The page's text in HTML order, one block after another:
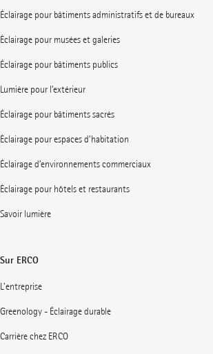
Éclairage pour bâtiments administratifs et de bureaux
Éclairage pour musées et galeries
Éclairage pour bâtiments publics
Lumière pour l’extérieur
Éclairage pour bâtiments sacrés
Éclairage pour espaces d’habitation
Éclairage d’environnements commerciaux
Éclairage pour hôtels et restaurants
Savoir lumière
Sur ERCO
L'entreprise
Greenology - Éclairage durable
Carrière chez ERCO